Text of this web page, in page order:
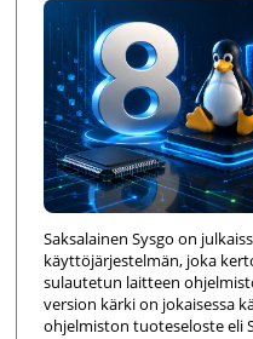
Saksalainen Sysgo on
käyttöjärjestelmän, joka
sulautetun laitteen
version kärki on jokaisessa
ohjelmiston tuoteseloste eli